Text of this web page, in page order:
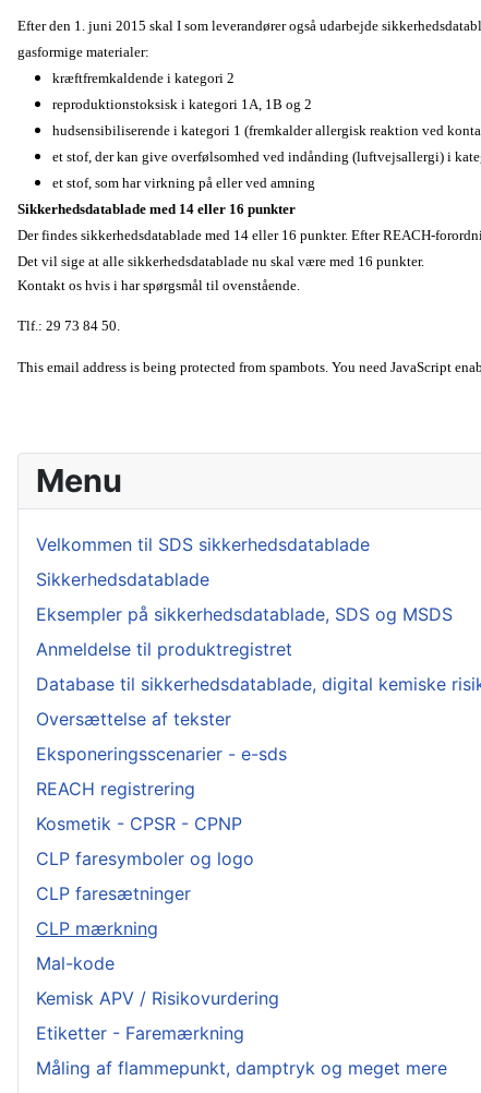
Menu
Velkommen til SDS sikkerhedsdatablade
Sikkerhedsdatablade
Eksempler på sikkerhedsdatablade, SDS og MSDS
Anmeldelse til produktregistret
Database til sikkerhedsdatablade, digital kemiske
Oversættelse af tekster
Eksponeringsscenarier - e-sds
REACH registrering
Kosmetik - CPSR - CPNP
CLP faresymboler og logo
CLP faresætninger
CLP mærkning
Mal-kode
Kemisk APV / Risikovurdering
Etiketter - Faremærkning
Måling af flammepunkt, damptryk og meget mere
Efter den 1. juni 2015 skal I som leverandører også udarbejde
gasformige materialer:
kræftfremkaldende i kategori 2
reproduktionstoksisk i kategori 1A, 1B og 2
hudsensibiliserende i kategori 1 (fremkalder allergisk reaktion ved
et stof, der kan give overfølsomhed ved indånding (luftvejsallergi) i
et stof, som har virkning på eller ved amning
Sikkerhedsdatablade med 14 eller 16 punkter
Der findes sikkerhedsdatablade med 14 eller 16 punkter. Efter REACH-
Det vil sige at alle sikkerhedsdatablade nu skal være med 16 punkter.
Kontakt os hvis i har spørgsmål til ovenstående.
Tlf.: 29 73 84 50.
This email address is being protected from spambots. You need JavaScript